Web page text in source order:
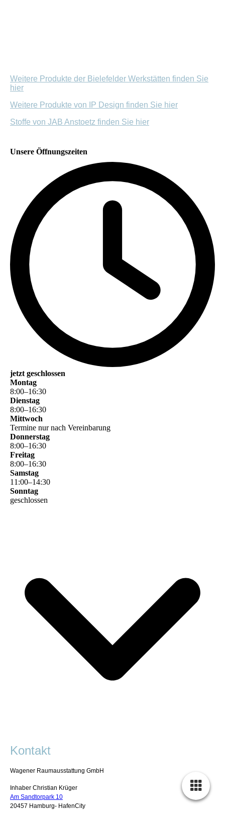
Weitere Produkte der Bielefelder Werkstätten finden Sie
hier
Weitere Produkte von IP Design finden Sie hier
Stoffe von JAB Anstoetz finden Sie hier
Unsere Öffnungszeiten
jetzt geschlossen
Montag
8:00–16:30
Dienstag
8:00–16:30
Mittwoch
Termine nur nach Vereinbarung
Donnerstag
8:00–16:30
Freitag
8:00–16:30
Samstag
11 :00–14:30
Sonntag
geschlossen
Kontakt
Wagener Raumausstattung GmbH
Inhaber Christian Krüger
Am Sandtorpark 10
20457 Hamburg- HafenCity